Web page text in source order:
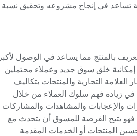
تساعد في إنجاح مشروعه وتحقيق نسبة
بالمنتج مما يساعد في الوصول لأكبر
إمكانية خلق سوق جديد وعملاء محتملين
التجارية والمنتجات بتكاليف
زيادة فهم سلوك العملاء من خلال
والإعجابات والمشاهدات والمشاركات
فهو يتيح الفرصة للمسوق أن يتحدث مع
المنتجات أو الخدمات المقدمة